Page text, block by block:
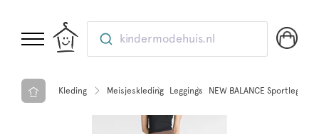
kindermodehuis.nl
Kleding Meisjeskleding Leggings NEW BALANCE Sportlegging